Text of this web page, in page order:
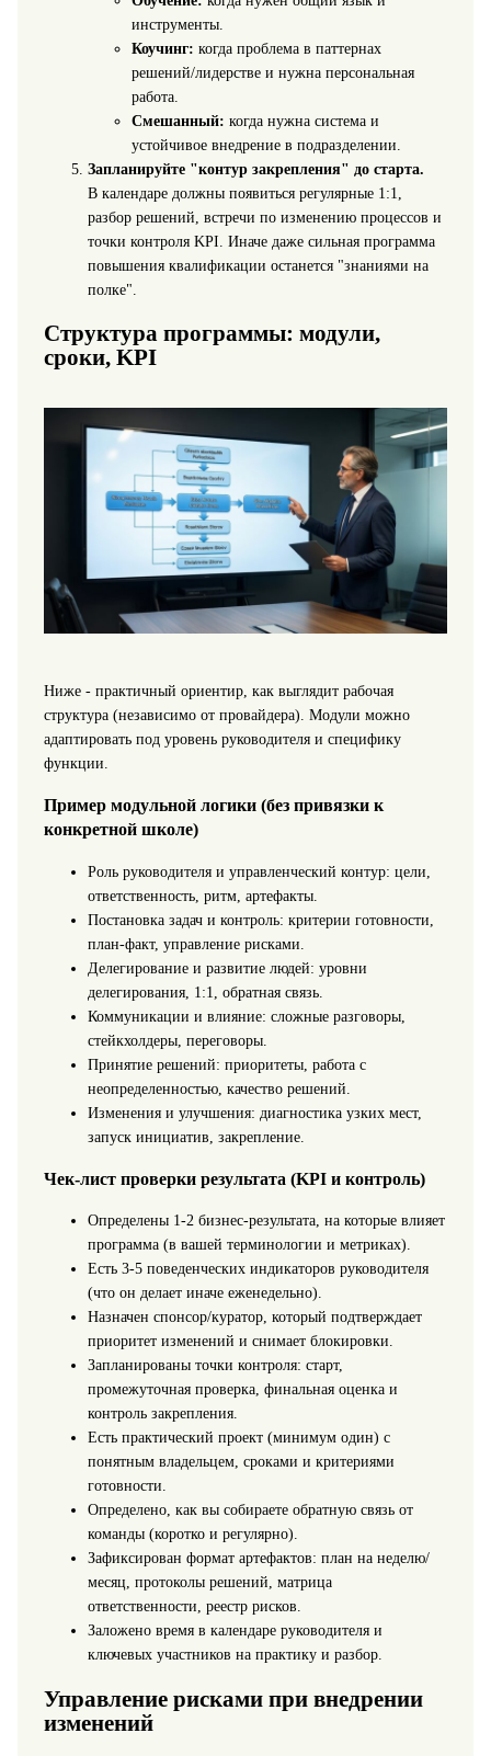
инструменты.
Коучинг: когда проблема в паттернах
решений/лидерстве и нужна персональная
работа.
Смешанный: когда нужна система и
устойчивое внедрение в подразделении.
Запланируйте "контур закрепления" до старта.
В календаре должны появиться регулярные 1:1,
разбор решений, встречи по изменению процессов и
точки контроля KPI. Иначе даже сильная программа
повышения квалификации останется "знаниями на
полке".
Структура программы: модули,
сроки, KPI
Ниже - практичный ориентир, как выглядит рабочая
структура (независимо от провайдера). Модули можно
адаптировать под уровень руководителя и специфику
функции.
Пример модульной логики (без привязки к
конкретной школе)
Роль руководителя и управленческий контур: цели,
ответственность, ритм, артефакты.
Постановка задач и контроль: критерии готовности,
план-факт, управление рисками.
Делегирование и развитие людей: уровни
делегирования, 1:1, обратная связь.
Коммуникации и влияние: сложные разговоры,
стейкхолдеры, переговоры.
Принятие решений: приоритеты, работа с
неопределенностью, качество решений.
Изменения и улучшения: диагностика узких мест,
запуск инициатив, закрепление.
Чек-лист проверки результата (KPI и контроль)
Определены 1-2 бизнес-результата, на которые влияет
программа (в вашей терминологии и метриках).
Есть 3-5 поведенческих индикаторов руководителя
(что он делает иначе еженедельно).
Назначен спонсор/куратор, который подтверждает
приоритет изменений и снимает блокировки.
Запланированы точки контроля: старт,
промежуточная проверка, финальная оценка и
контроль закрепления.
Есть практический проект (минимум один) с
понятным владельцем, сроками и критериями
готовности.
Определено, как вы собираете обратную связь от
команды (коротко и регулярно).
Зафиксирован формат артефактов: план на неделю/
месяц, протоколы решений, матрица
ответственности, реестр рисков.
Заложено время в календаре руководителя и
ключевых участников на практику и разбор.
Управление рисками при внедрении
изменений